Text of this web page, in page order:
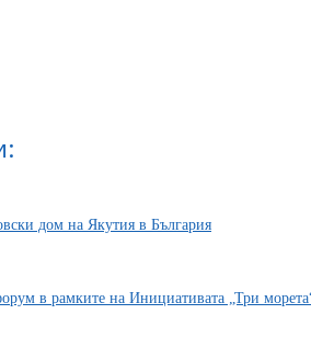
дом на Якутия в България
в рамките на Инициативата „Три